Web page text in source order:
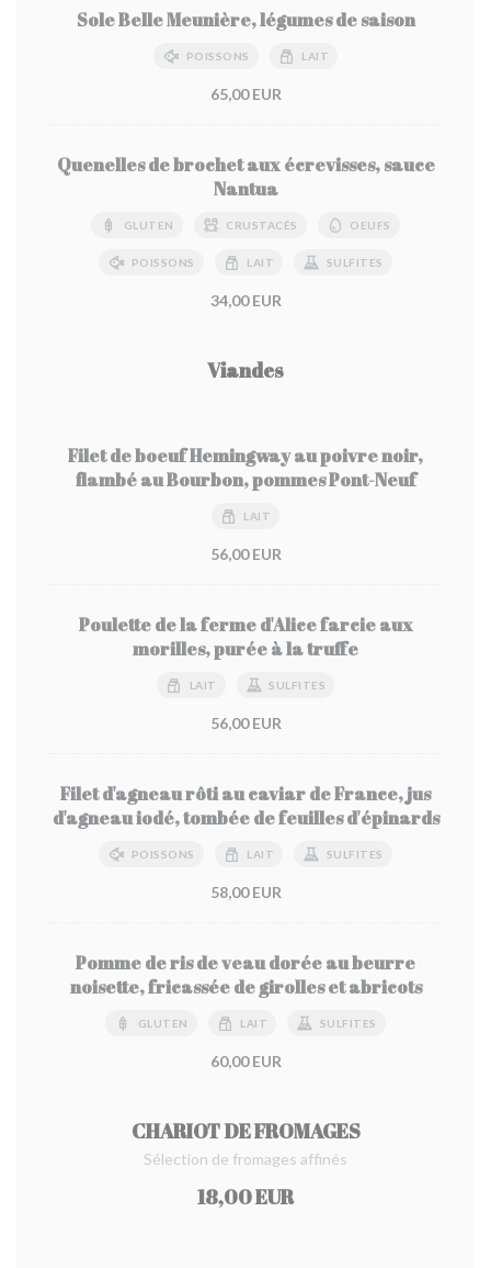
Sole Belle Meunière, légumes de saison
POISSONS LAIT
65,00 EUR
Quenelles de brochet aux écrevisses, sauce
Nantua
GLUTEN CRUSTACÉS OEUFS
POISSONS LAIT SULFITES
34,00 EUR
Viandes
Filet de boeuf Hemingway au poivre noir,
flambé au Bourbon, pommes Pont-Neuf
LAIT
56,00 EUR
Poulette de la ferme d'Alice farcie aux
morilles, purée à la truffe
LAIT SULFITES
56,00 EUR
Filet d'agneau rôti au caviar de France, jus
d'agneau iodé, tombée de feuilles d'épinards
POISSONS LAIT SULFITES
58,00 EUR
Pomme de ris de veau dorée au beurre
noisette, fricassée de girolles et abricots
GLUTEN LAIT SULFITES
60,00 EUR
CHARIOT DE FROMAGES
Sélection de fromages affinés
18,00 EUR